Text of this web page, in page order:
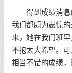
得到成绩消息
我们都颇为震惊
来，她在我们班
不抱太大希望。
相当不错的成绩，